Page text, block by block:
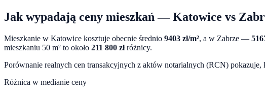
Jak wypadają ceny mieszkań —Katowice vs
Mieszkanie w Katowice kosztuje obecnie średnio 9403 zł/m², a w Zabrze —
mieszkaniu 50 m² to około 211 800 złróżnicy.
Porównanie realnych cen transakcyjnych z aktów notarialnych (RCN)
Różnica w medianie ceny